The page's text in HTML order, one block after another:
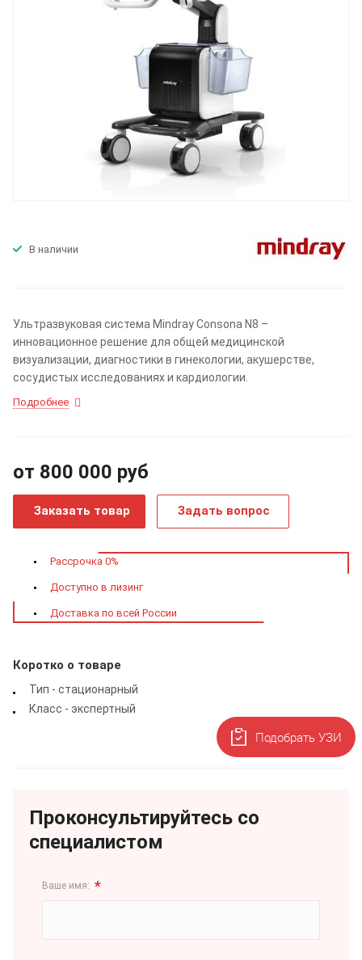
В наличии
Ультразвуковая система Mindray Consona N8 –
инновационное решение для общей медицинской
визуализации, диагностики в гинекологии, акушерстве,
сосудистых исследованиях и кардиологии.
Подробнее
от 800 000 руб
Заказать товар Задать вопрос
Рассрочка 0%
Доступно в лизинг
Доставка по всей России
Коротко о товаре
Тип - стационарный
Класс - экспертный
Проконсультируйтесь со
специалистом
Ваше имя: *
Подобрать УЗИ